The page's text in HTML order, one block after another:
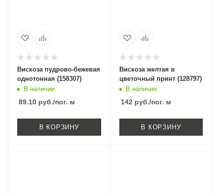
Вискоза пудрово-бежевая
однотонная (158307)
В наличии
89.10 руб./пог. м
В КОРЗИНУ
Вискоза желтая в
цветочный принт (128797)
В наличии
142 руб./пог. м
В КОРЗИНУ